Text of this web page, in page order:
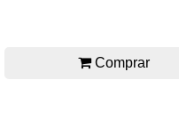
Comprar